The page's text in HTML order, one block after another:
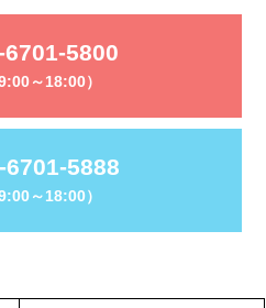
5800
～18:00）
6701-5888
～18:00）